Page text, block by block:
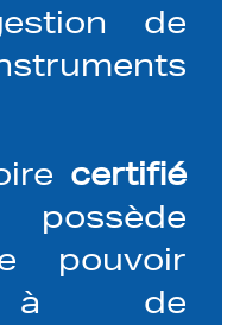
de
certifié
possède
pouvoir
à de